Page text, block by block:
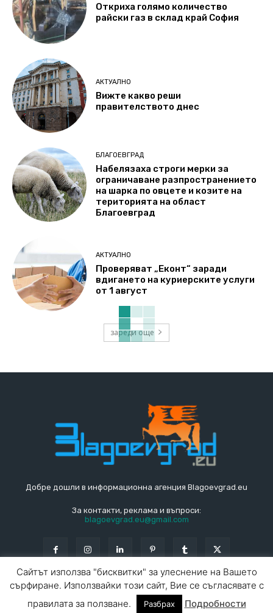
Откриха голямо количество
райски газ в склад край София
АКТУАЛНО
Вижте какво реши
правителството днес
БЛАГОЕВГРАД
Набелязаха строги мерки за
ограничаване разпространението
на шарка по овцете и козите на
територията на област
Благоевград
АКТУАЛНО
Проверяват „Еконт“ заради
вдигането на куриерските услуги
от 1 август
зареди още
Добре дошли в информационна агенция Blagoevgrad.eu
За контакти, реклама и въпроси:
blagoevgrad.eu@gmail.com
© Blagoevgrad.EU 2010 - 2026 Общи условия |
Сайтът използва "бисквитки" за улеснение на Вашето
сърфиране. Използвайки този сайт, Вие се съгласявате с
правилата за ползване.
Разбрах Подробности